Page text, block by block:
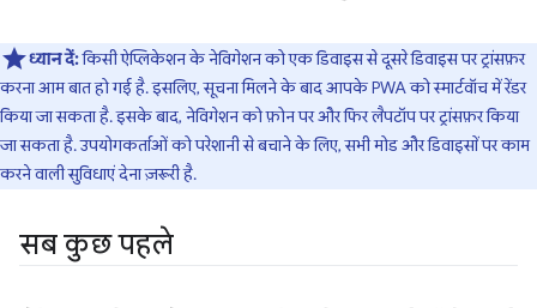
ध्यान दें:किसी ऐप्लिकेशन के नेविगेशन को एक डिवाइस से दूसरे डिवाइस पर ट्रांसफ़र
करना आम बात हो गई है. इसलिए, सूचना मिलने के बाद आपके PWA को स्मार्टवॉच में रेंडर
किया जा सकता है. इसके बाद, नेविगेशन को फ़ोन पर और फिर लैपटॉप पर ट्रांसफ़र किया
जा सकता है. उपयोगकर्ताओं को परेशानी से बचाने के लिए, सभी मोड और डिवाइसों पर काम
करने वाली सुविधाएं देना ज़रूरी है.
सब कुछ पहले